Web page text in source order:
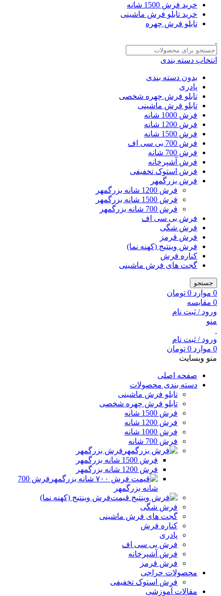
خرید فرش 1500 شانه
خرید تابلو فرش ماشینی
تابلو فرش چهره
انتخاب دسته بندی
بدون دسته بندی
پادری
تابلو فرش چهره شخصی
تابلو فرش ماشینی
فرش 1000 شانه
فرش 1200 شانه
فرش 1500 شانه
فرش 700 بی سی اف
فرش 700 شانه
فرش آشپرخانه
فرش استوک تخفیفی
فرش بزرگمهر
فرش 1200 شانه بزرگمهر
فرش 1500 شانه بزرگمهر
فرش 700 شانه بزرگمهر
فرش بی سی اف
فرش شگی
فرش قرمز
فرش وینتیج (کهنه نما)
کناره فرش
گجت های فرش ماشینی
جستجو
0 موارد 0 تومان
0 مقایسه
ورود / ثبت نام
منو
ورود / ثبت نام
0 موارد 0 تومان
منو وبسایت
صفحه اصلی
دسته بندی محصولات
تابلو فرش ماشینی
تابلو فرش چهره شخصی
فرش 1500 شانه
فرش 1200 شانه
فرش 1000 شانه
فرش 700 شانه
فرش بزرگمهر
فرش 1500 شانه بزرگمهر
فرش 1200 شانه بزرگمهر
فرش 700
شانه بزرگمهر
فرش وینتیج (کهنه نما)
فرش شگی
گجت های فرش ماشینی
کناره فرش
پادری
فرش بی سی اف
فرش آشپرخانه
فرش قرمز
محصولات حراجی
فرش استوک تخفیفی
مقالات آموزشی